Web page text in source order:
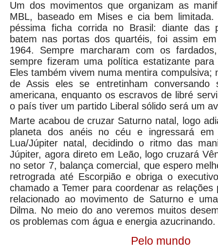
Um dos movimentos que organizam as
MBL, baseado em Mises e cia bem
péssima ficha corrida no Brasil: diante das
batem nas portas dos quartéis, foi assim
1964. Sempre marcharam com os
sempre fizeram uma política estatizante
Eles também vivem numa mentira compulsiva;
de Assis eles se entretinham conversando
americana, enquanto os escravos de libré
o país tiver um partido Liberal sólido será um
Marte acabou de cruzar Saturno natal, logo
planeta dos anéis no céu e ingressará em
Lua/Júpiter natal, decidindo o ritmo das
Júpiter, agora direto em Leão, logo cruzará
no setor 7, balança comercial, que espero
retrograda até Escorpião e obriga o
chamado a Temer para coordenar as
relacionado ao movimento de Saturno e
Dilma. No meio do ano veremos muitos
os problemas com água e energia azucrinando.
Pelo mundo